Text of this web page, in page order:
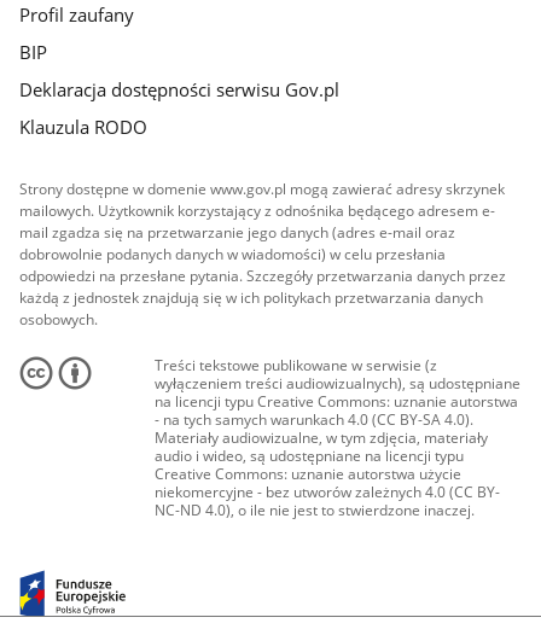
Profil zaufany
BIP
Deklaracja dostępności serwisu Gov.pl
Klauzula RODO
Strony dostępne w domenie www.gov.pl mogą zawierać adresy skrzynek
mailowych. Użytkownik korzystający z odnośnika będącego adresem e-
mail zgadza się na przetwarzanie jego danych (adres e-mail oraz
dobrowolnie podanych danych w wiadomości) w celu przesłania
odpowiedzi na przesłane pytania. Szczegóły przetwarzania danych przez
każdą z jednostek znajdują się w ich politykach przetwarzania danych
osobowych.
Treści tekstowe publikowane w serwisie (z
wyłączeniem treści audiowizualnych), są udostępniane
na licencji typu Creative Commons: uznanie autorstwa
- na tych samych warunkach 4.0 (CC BY-SA 4.0).
Materiały audiowizualne, w tym zdjęcia, materiały
audio i wideo, są udostępniane na licencji typu
Creative Commons: uznanie autorstwa użycie
niekomercyjne - bez utworów zależnych 4.0 (CC BY-
NC-ND 4.0), o ile nie jest to stwierdzone inaczej.